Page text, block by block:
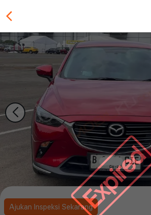
Expired
Ajukan Inspeksi Sekarang